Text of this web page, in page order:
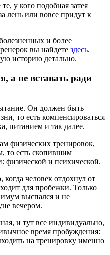
у кого подобная затея
лень или вовсе придут к
и более
вы найдете здесь.
историю детально.
а не вставать ради
Он должен быть
то есть компенсироваться
питанием и так далее.
физических тренировок,
то есть скопившим
физической и психической.
человек отдохнул от
для пробежки. Только
выспался и не
вечером.
и тут все индивидуально,
время пробуждения:
на тренировку именно